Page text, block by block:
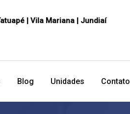
| Vila Mariana | Jundiaí
Blog Unidades Contato